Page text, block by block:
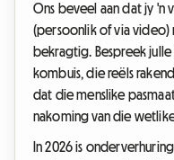
Ons beveel aan dat jy
(persoonlik of via
bekragtig. Bespreek
kombuis, die reëls
dat die menslike
nakoming van die
In 2026 is